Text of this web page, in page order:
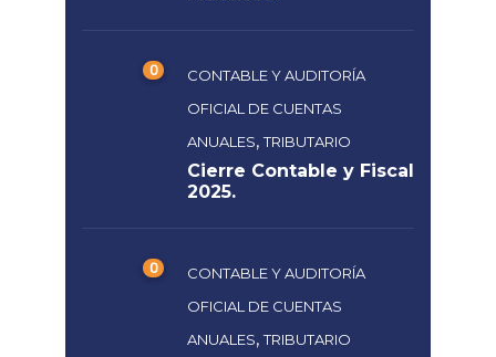
0
CONTABLE Y AUDITORÍA
OFICIAL DE CUENTAS
ANUALES,TRIBUTARIO
Cierre Contable y Fiscal
2025.
0
CONTABLE Y AUDITORÍA
OFICIAL DE CUENTAS
ANUALES,TRIBUTARIO